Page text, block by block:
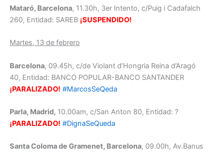
Mataró, Barcelona, 11.30h, 3er Intento, c/Puig i Cadafalch
260, Entidad: SAREB ¡SUSPENDIDO!
Martes, 13 de febrero
Barcelona, 09.45h, c/de Violant d’Hongria Reina d’Aragó
40, Entidad: BANCO POPULAR-BANCO SANTANDER
¡PARALIZADO! #MarcosSeQeda
Parla, Madrid, 10.00am, c/San Anton 80, Entidad: ?
¡PARALIZADO! #DignaSeQueda
Santa Coloma de Gramenet, Barcelona, 09.00h, Av.Banus